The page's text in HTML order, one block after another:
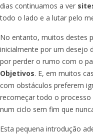
dias continuamos a ver
todo o lado e a lutar pelo
No entanto, muitos destes
inicialmente por um desejo
por perder o rumo com o
Objetivos. E, em muitos
com obstáculos preferem
recomeçar todo o
num ciclo sem fim que
Esta pequena introdução